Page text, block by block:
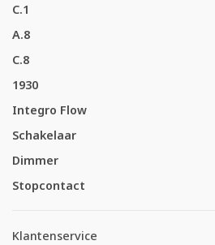
C.1
A.8
C.8
1930
Integro Flow
Schakelaar
Dimmer
Stopcontact
Klantenservice